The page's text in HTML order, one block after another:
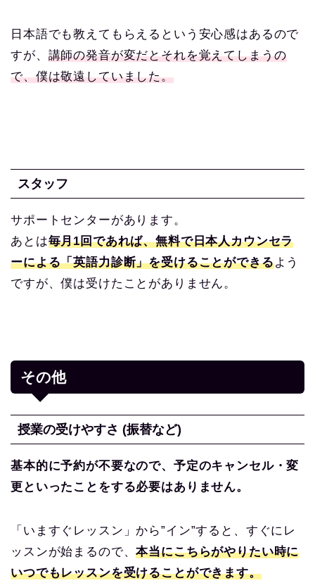
日本語でも教えてもらえるという安心感はあるので
すが、 講師の発音が変だとそれを覚えてしまうの
で、僕は敬遠していました。
スタッフ
サポートセンターがあります。
あとは毎月1回であれば、無料で日本人カウンセラ
ーによる「英語力診断」を受けることができるよう
ですが、僕は受けたことがありません。
その他
授業の受けやすさ (振替など)
基本的に予約が不要なので、予定のキャンセル・変
更といったことをする必要はありません。
「いますぐレッスン」から”イン”すると、すぐにレ
ッスンが始まるので、本当にこちらがやりたい時に
いつでもレッスンを受けることができます。